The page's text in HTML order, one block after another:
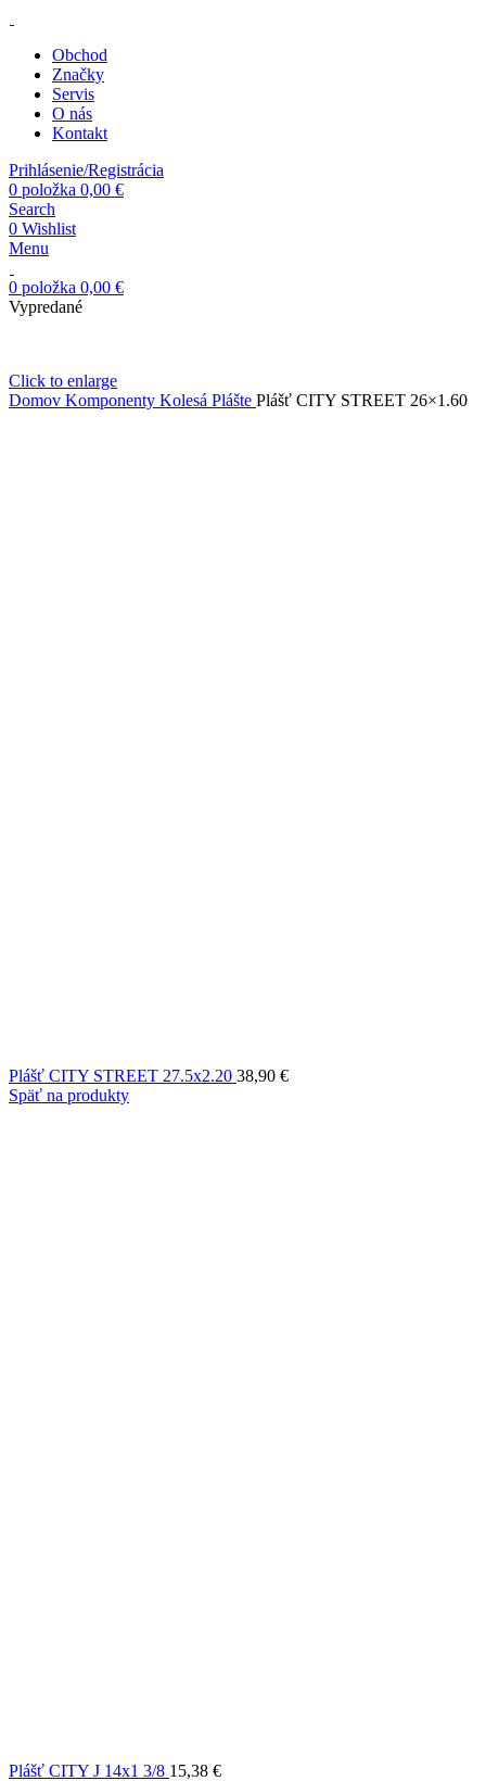
Obchod
Značky
Servis
O nás
Kontakt
Prihlásenie/Registrácia
0 položka 0,00 €
Search
0 Wishlist
Menu
0 položka 0,00 €
Vypredané
Click to enlarge
Domov Komponenty Kolesá Plášte Plášť CITY STREET 26×1.60
Plášť CITY STREET 27.5x2.20 38,90 €
Späť na produkty
Plášť CITY J 14x1 3/8 15,38 €